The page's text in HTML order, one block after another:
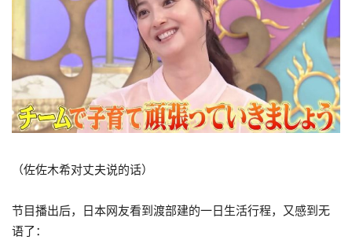
（佐佐木希对丈夫说的话）
节目播出后，日本网友看到渡部建的一日生活行程，又感到无
语了：